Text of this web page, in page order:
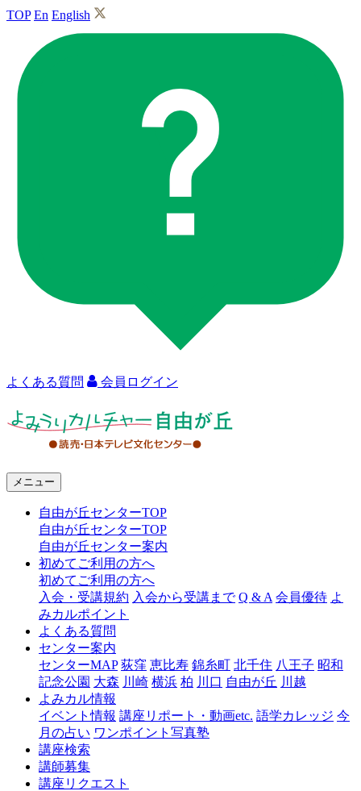
TOP En English
よくある質問 会員ログイン
ャ
由
丘
メニュー
自由が丘センターTOP
自由が丘センターTOP
自由が丘センター案内
初めてご利用の方へ
初めてご利用の方へ
入会・受講規約 入会から受講まで Q & A 会員優待 よ
みカルポイント
よくある質問
センター案内
センターMAP 荻窪 恵比寿 錦糸町 北千住 八王子 昭和
記念公園 大森 川崎 横浜 柏 川口 自由が丘 川越
よみカル情報
イベント情報 講座リポート・動画etc. 語学カレッジ 今
月の占い ワンポイント写真塾
講座検索
講師募集
講座リクエスト